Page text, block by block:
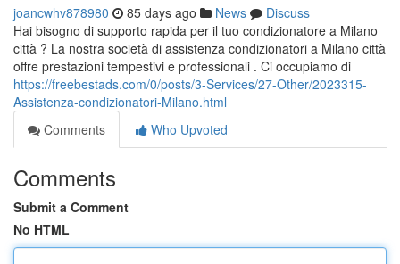
joancwhv878980 85 days ago News
Discuss
Hai bisogno di supporto rapida per il tuo condizionatore a Milano
città ? La nostra società di assistenza condizionatori a Milano città
offre prestazioni tempestivi e professionali . Ci occupiamo di
https://freebestads.com/0/posts/3-Services/27-Other/2023315-
Assistenza-condizionatori-Milano.html
Comments
Who Upvoted
Comments
Submit a Comment
No HTML